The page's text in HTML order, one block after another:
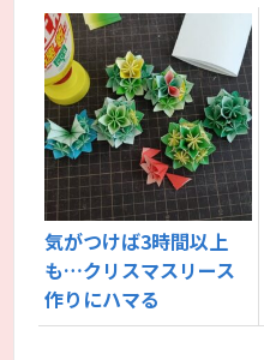
気がつけば3時間以上
も…クリスマスリース
作りにハマる